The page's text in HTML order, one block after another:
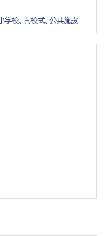
学校、 開校式、 公共施設